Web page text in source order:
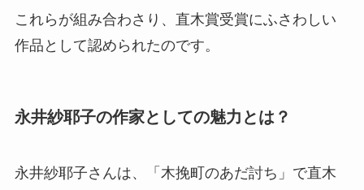
これらが組み合わさり、直木賞受賞にふさわしい
作品として認められたのです。
永井紗耶子の作家としての魅力とは？
永井紗耶子さんは、「木挽町のあだ討ち」で直木